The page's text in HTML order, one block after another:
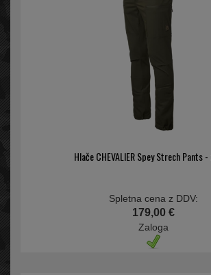
Hlače CHEVALIER Spey Strech Pants
Spletna cena z DDV:
179,00 €
Zaloga